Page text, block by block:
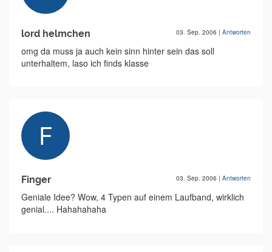
lord helmchen 03. Sep. 2006 | Antworten
omg da muss ja auch kein sinn hinter sein das soll
unterhaltem, laso ich finds klasse
Finger 03. Sep. 2006 | Antworten
Geniale Idee? Wow, 4 Typen auf einem Laufband, wirklich
genial.... Hahahahaha